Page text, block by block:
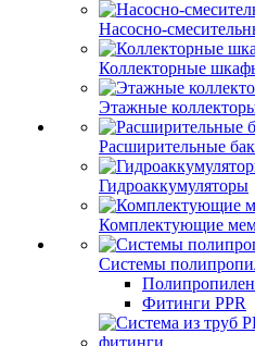
Насосно-
Коллекторные
Этажные
Расширительные
Гидроаккумуляторы
Комплектующие
Системы
Фитинги PPR